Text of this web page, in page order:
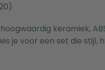
keramiek,
je voor een set die stijl,